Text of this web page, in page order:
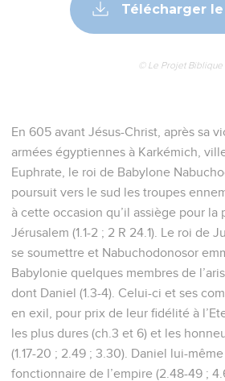
Télécharger
© Le Projet Biblique
En 605 avant Jésus-Christ, après sa
armées égyptiennes à Karkémich,
Euphrate, le roi de Babylone
poursuit vers le sud les troupes
à cette occasion qu’il assiège pour la
Jérusalem (1.1-2 ; 2 R 24.1). Le roi de
se soumettre et Nabuchodonosor
Babylonie quelques membres de
dont Daniel (1.3-4). Celui-ci et ses
en exil, pour prix de leur fidélité à
les plus dures (ch.3 et 6) et les
(1.17-20 ; 2.49 ; 3.30). Daniel lui-
fonctionnaire de l’empire (2.48-49 ;